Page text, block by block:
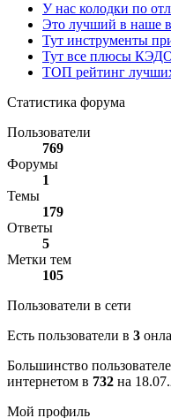
У нас колодки по
Это лучший в наше
Тут инструменты
Тут все плюсы
ТОП рейтинг
Статистика форума
Пользователи
769
Форумы
1
Темы
179
Ответы
5
Метки тем
105
Пользователи в сети
Есть пользователи в 3
Большинство
интернетом в 732 на
Мой профиль